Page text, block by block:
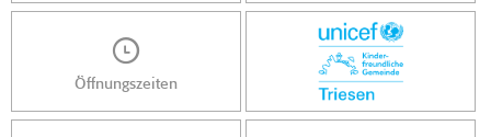
Öffnungszeiten